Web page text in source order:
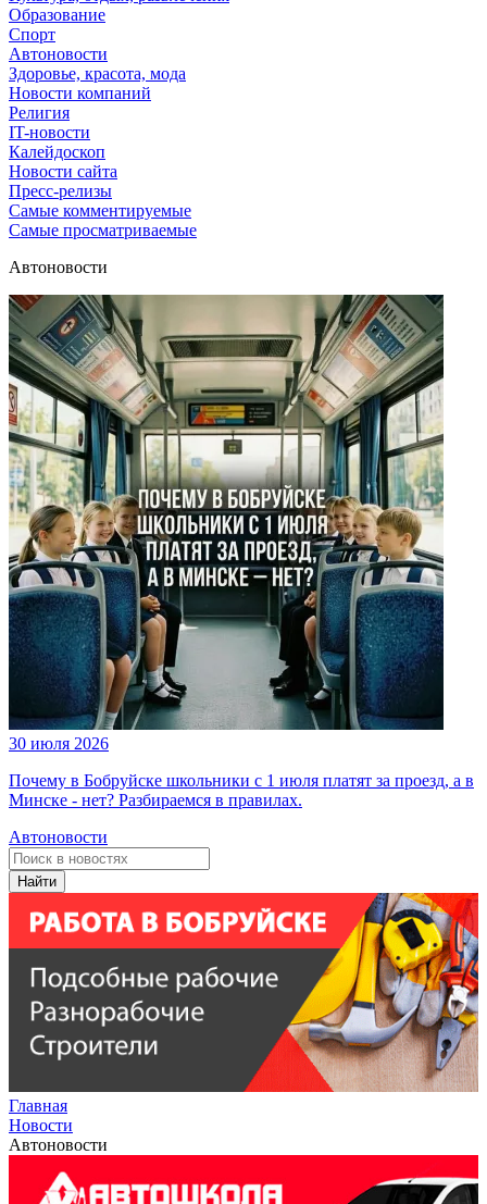
Образование
Спорт
Автоновости
Здоровье, красота, мода
Новости компаний
Религия
IT-новости
Калейдоскоп
Новости сайта
Пресс-релизы
Самые комментируемые
Самые просматриваемые
Автоновости
30 июля 2026
Почему в Бобруйске школьники с 1 июля платят за проезд, а в
Минске - нет? Разбираемся в правилах.
Автоновости
Найти
Главная
Новости
Автоновости